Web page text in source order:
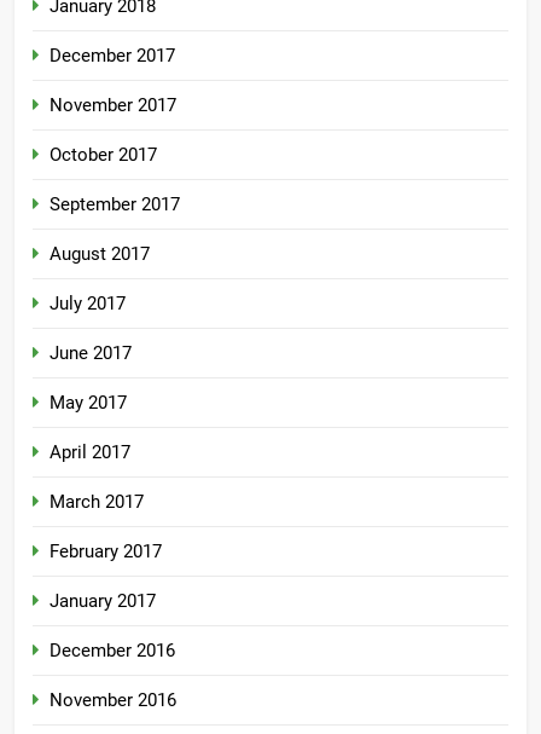
January 2018
December 2017
November 2017
October 2017
September 2017
August 2017
July 2017
June 2017
May 2017
April 2017
March 2017
February 2017
January 2017
December 2016
November 2016